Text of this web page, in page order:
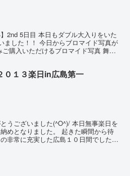
2nd 5日目 本日もダブル大入りをいた
ました！！ 今日からブロマイド写真が
購入いただけるブロマイド写真 舞台
０１３楽日in広島第一
うございました(^O^)/ 本日無事楽日を
めとなりました。 起きた瞬間から待
非常に充実した広島１０日間でした('-